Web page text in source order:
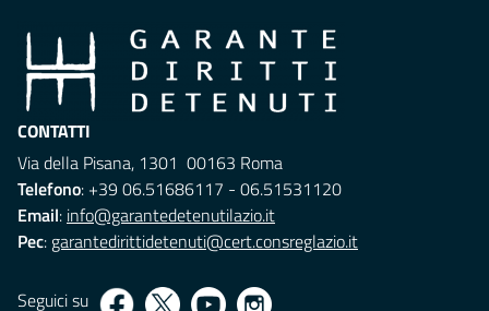
CONTATTI
Via della Pisana, 1301 00163 Roma
Telefono: +39 06.51686117 - 06.51531120
Email: info@garantedetenutilazio.it
Pec: garantedirittidetenuti@cert.consreglazio.it
Seguici su